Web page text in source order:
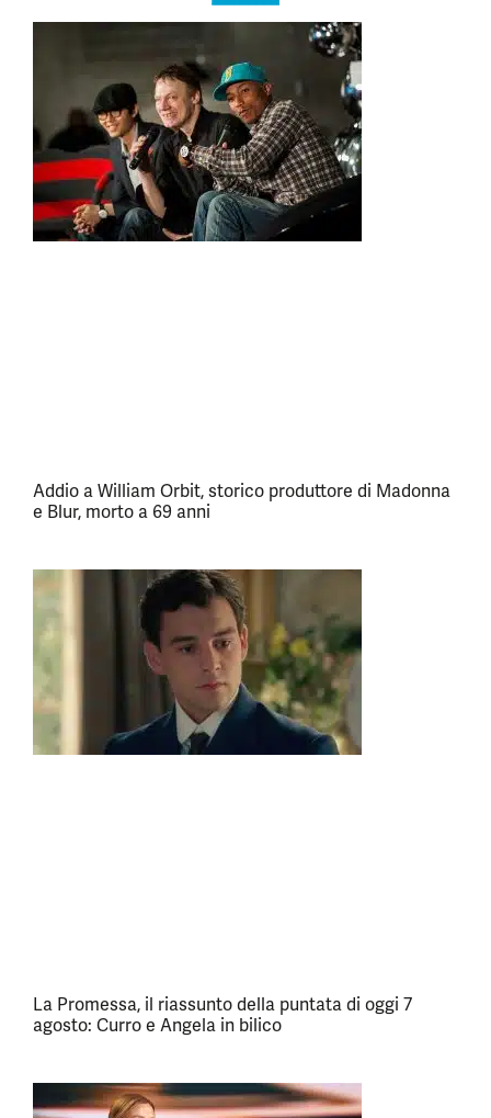
Addio a William Orbit, storico produttore di Madonna
e Blur, morto a 69 anni
La Promessa, il riassunto della puntata di oggi 7
agosto: Curro e Angela in bilico